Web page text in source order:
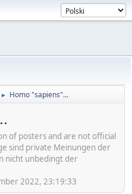
► Homo "sapiens"...
of posters and are not official
sind private Meinungen der
nicht unbedingt der
2022, 23:19:33